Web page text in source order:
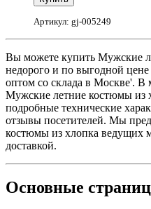
Артикул: gj-005249
Вы можете купить Мужские
недорого и по выгодной
оптом со склада в Москве'. В
Мужские летние костюмы из
подробные технические
отзывы посетителей. Мы
костюмы из хлопка ведущих
доставкой.
Основные